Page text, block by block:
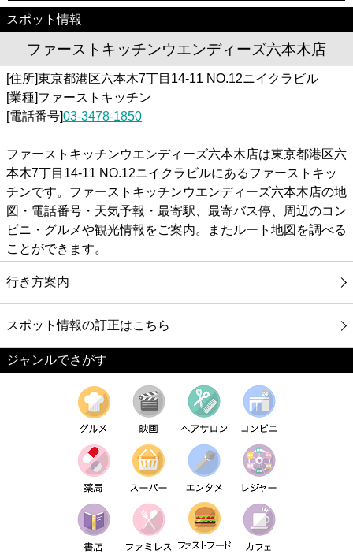
スポット情報
ファーストキッチンウエンディーズ六本木店
[住所]東京都港区六本木7丁目14-11 NO.12ニイクラビル
[業種]ファーストキッチン
[電話番号]03-3478-1850
ファーストキッチンウエンディーズ六本木店は東京都港区六
本木7丁目14-11 NO.12ニイクラビルにあるファーストキッ
チンです。ファーストキッチンウエンディーズ六本木店の地
図・電話番号・天気予報・最寄駅、最寄バス停、周辺のコン
ビニ・グルメや観光情報をご案内。またルート地図を調べる
ことができます。
行き方案内
スポット情報の訂正はこちら
ジャンルでさがす